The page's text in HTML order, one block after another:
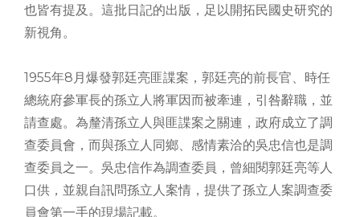
也皆有提及。這批日記的出版，足以開拓民國史研究的
新視角。
1955年8月爆發郭廷亮匪諜案，郭廷亮的前長官、時任
總統府參軍長的孫立人將軍因而被牽連，引咎辭職，並
請查處。為釐清孫立人與匪諜案之關連，政府成立了調
查委員會，而與孫立人同鄉、感情素洽的吳忠信也是調
查委員之一。吳忠信作為調查委員，曾細閱郭廷亮等人
口供，並親自訊問孫立人案情，提供了孫立人案調查委
員會第一手的現場記載。